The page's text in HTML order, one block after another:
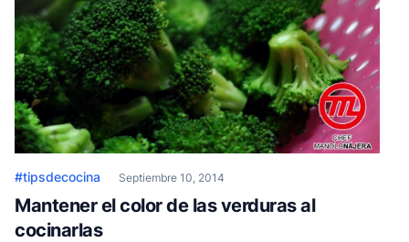
#tipsdecocina Septiembre 10, 2014
Mantener el color de las verduras al
cocinarlas